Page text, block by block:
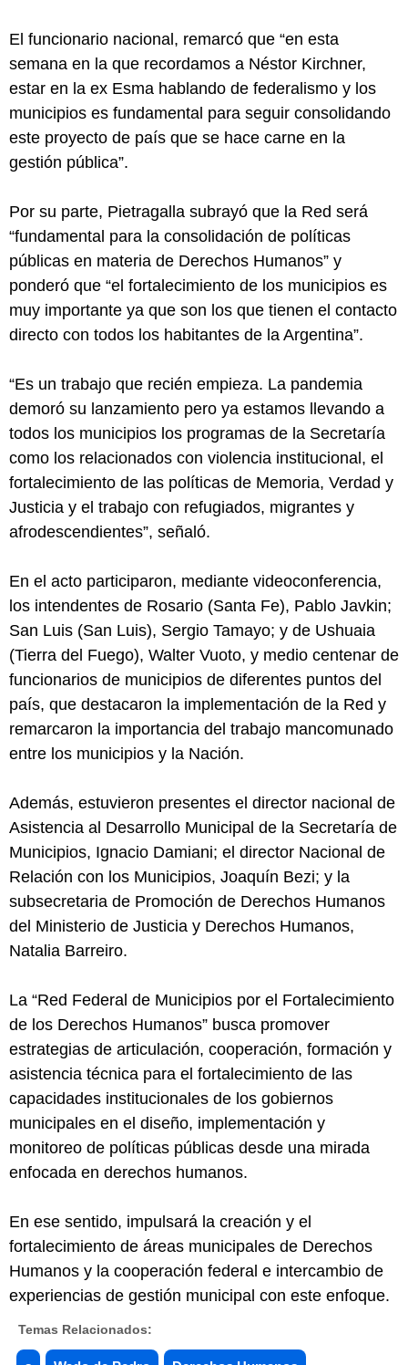
El funcionario nacional, remarcó que “en esta
semana en la que recordamos a Néstor Kirchner,
estar en la ex Esma hablando de federalismo y los
municipios es fundamental para seguir consolidando
este proyecto de país que se hace carne en la
gestión pública”.
Por su parte, Pietragalla subrayó que la Red será
“fundamental para la consolidación de políticas
públicas en materia de Derechos Humanos” y
ponderó que “el fortalecimiento de los municipios es
muy importante ya que son los que tienen el contacto
directo con todos los habitantes de la Argentina”.
“Es un trabajo que recién empieza. La pandemia
demoró su lanzamiento pero ya estamos llevando a
todos los municipios los programas de la Secretaría
como los relacionados con violencia institucional, el
fortalecimiento de las políticas de Memoria, Verdad y
Justicia y el trabajo con refugiados, migrantes y
afrodescendientes”, señaló.
En el acto participaron, mediante videoconferencia,
los intendentes de Rosario (Santa Fe), Pablo Javkin;
San Luis (San Luis), Sergio Tamayo; y de Ushuaia
(Tierra del Fuego), Walter Vuoto, y medio centenar de
funcionarios de municipios de diferentes puntos del
país, que destacaron la implementación de la Red y
remarcaron la importancia del trabajo mancomunado
entre los municipios y la Nación.
Además, estuvieron presentes el director nacional de
Asistencia al Desarrollo Municipal de la Secretaría de
Municipios, Ignacio Damiani; el director Nacional de
Relación con los Municipios, Joaquín Bezi; y la
subsecretaria de Promoción de Derechos Humanos
del Ministerio de Justicia y Derechos Humanos,
Natalia Barreiro.
La “Red Federal de Municipios por el Fortalecimiento
de los Derechos Humanos” busca promover
estrategias de articulación, cooperación, formación y
asistencia técnica para el fortalecimiento de las
capacidades institucionales de los gobiernos
municipales en el diseño, implementación y
monitoreo de políticas públicas desde una mirada
enfocada en derechos humanos.
En ese sentido, impulsará la creación y el
fortalecimiento de áreas municipales de Derechos
Humanos y la cooperación federal e intercambio de
experiencias de gestión municipal con este enfoque.
Temas Relacionados: